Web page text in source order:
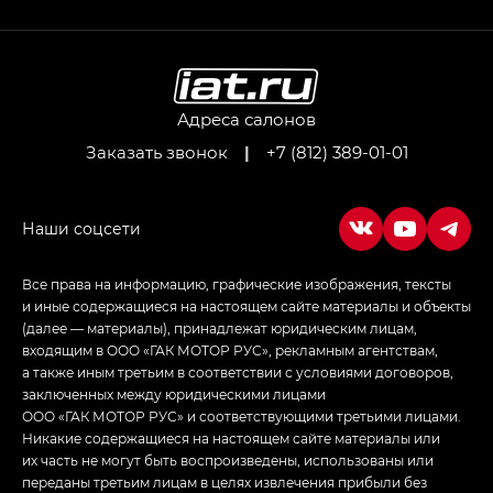
Джи Ти — GT, Джи Икс — GX,
Джи Икс ПРЕМИУМ — GX PREMIUM, ЛАУНЖ —
Empow — Эмпау (Empow) в комплектации
Адреса салонов
Заказать звонок
| +7 (812) 389-01-01
Все права на информацию, графические изображения, тексты
и иные содержащиеся на настоящем сайте материалы и объекты
(далее — материалы), принадлежат юридическим лицам,
входящим в ООО «ГАК МОТОР РУС», рекламным агентствам,
а также иным третьим в соответствии с условиями договоров,
заключенных между юридическими лицами
ООО «ГАК МОТОР РУС» и соответствующими третьими лицами.
Никакие содержащиеся на настоящем сайте материалы или
их часть не могут быть воспроизведены, использованы или
переданы третьим лицам в целях извлечения прибыли без